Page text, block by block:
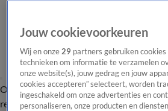
Overzicht Laatste nieuws Regionieuws Het
redactie
Jouw cookievoorkeuren
Wij en onze29 partners gebruiken
technieken om informatie te verzamelen
onze website(s), jouw gedrag en jouw
cookies accepteren” selecteert, worden
ingeschakeld om onze advertenties en
personaliseren, onze producten en